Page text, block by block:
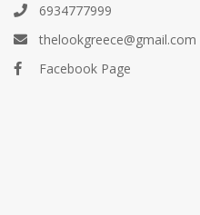
6934777999
thelookgreece@gmail.com
Facebook Page